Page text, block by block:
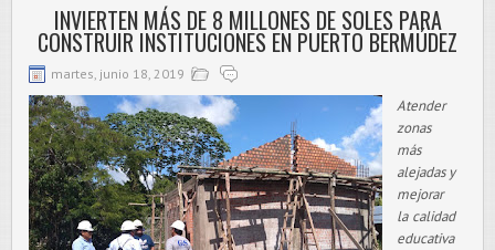
INVIERTEN MÁS DE 8 MILLONES DE SOLES PARA
CONSTRUIR INSTITUCIONES EN PUERTO BERMÚDEZ
martes, junio 18, 2019
Atender
zonas
más
alejadas y
mejorar
la calidad
educativa